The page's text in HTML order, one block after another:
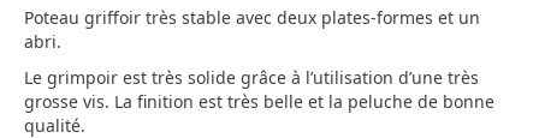
Poteau griffoir très stable avec deux plates-formes et un
abri.
Le grimpoir est très solide grâce à l’utilisation d’une très
grosse vis. La finition est très belle et la peluche de bonne
qualité.